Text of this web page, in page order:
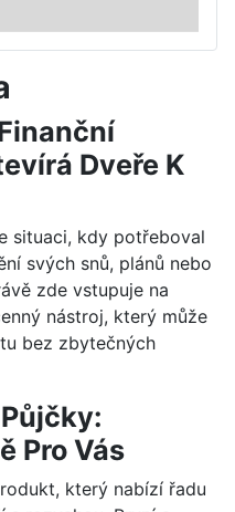
Dveře K
situaci, kdy potřeboval
svých snů, plánů nebo
zde vstupuje na
nástroj, který může
bez zbytečných
Pro Vás
který nabízí řadu